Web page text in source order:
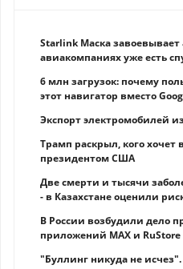
Starlink Маска
авиакомпаниях уже есть
6 млн загрузок: почему
этот навигатор вместо
Экспорт электромобилей
Трамп раскрыл, кого
президентом США
Две смерти и тысячи
- в Казахстане оценили
В России возбудили дело
приложений MAX и RuStore
"Буллинг никуда не исчез".